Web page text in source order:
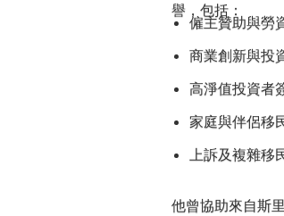
譽，包括：
僱主贊助與勞
商業創新與投
高淨值投資者
家庭與伴侶移
上訴及複雜移
他曾協助來自斯